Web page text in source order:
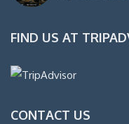
FIND US AT
CONTACT US